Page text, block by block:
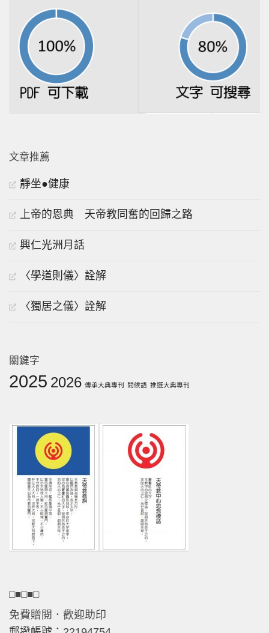
文章推薦
靜坐●健康
上帝的恩典 天帝教同奮的回歸之路
興仁光洲月話
〈學道則儀〉詮解
〈獨居之儀〉詮解
關鍵字
2025 2026 傳承大典專刊 問候語 推選大典專刊
□■□■□
免費贈閱．歡迎助印